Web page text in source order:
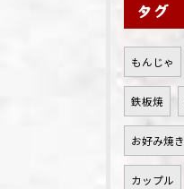
タグ
もんじゃ
鉄板焼
お好み焼き
カップル